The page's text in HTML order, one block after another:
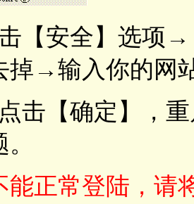
【安全】选项
掉→输入你的网
击【确定】，
能正常登陆，请